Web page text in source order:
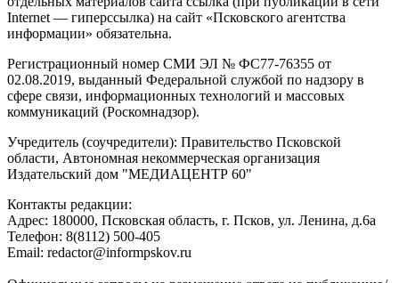
Internet — гиперссылка) на сайт «Псковского агентства
информации» обязательна.
Регистрационный номер СМИ ЭЛ № ФС77-76355 от
02.08.2019, выданный Федеральной службой по надзору в
сфере связи, информационных технологий и массовых
коммуникаций (Роскомнадзор).
Учредитель (соучредители): Правительство Псковской
области, Автономная некоммерческая организация
Издательский дом "МЕДИАЦЕНТР 60"
Контакты редакции:
Адреc: 180000, Псковская область, г. Псков, ул. Ленина, д.6а
Телефон: 8(8112) 500-405
Email: redactor@informpskov.ru